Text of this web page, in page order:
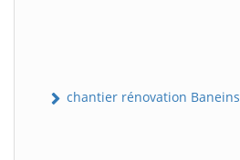
chantier rénovation Baneins